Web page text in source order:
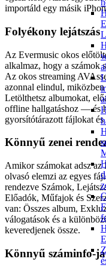
importáld egy másik
Folyékony lejátszás
Az Evermusic okos
alkalmaz, hogy a számok
Az okos streaming
azonnal elindul,
Letölthetsz albumokat,
offline hallgatáshoz — és
gyorsítótárazott fájlokat
Könnyű zenei
Amikor számokat adsz az
olvasó elemzi az egyes
rendezve Számok,
Előadók, Műfajok és
van: Összes album,
válogatások és a
keveredjenek össze.
Könnyű száminfo-